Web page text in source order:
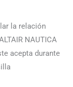
la relación
NAUTICA
acepta durante